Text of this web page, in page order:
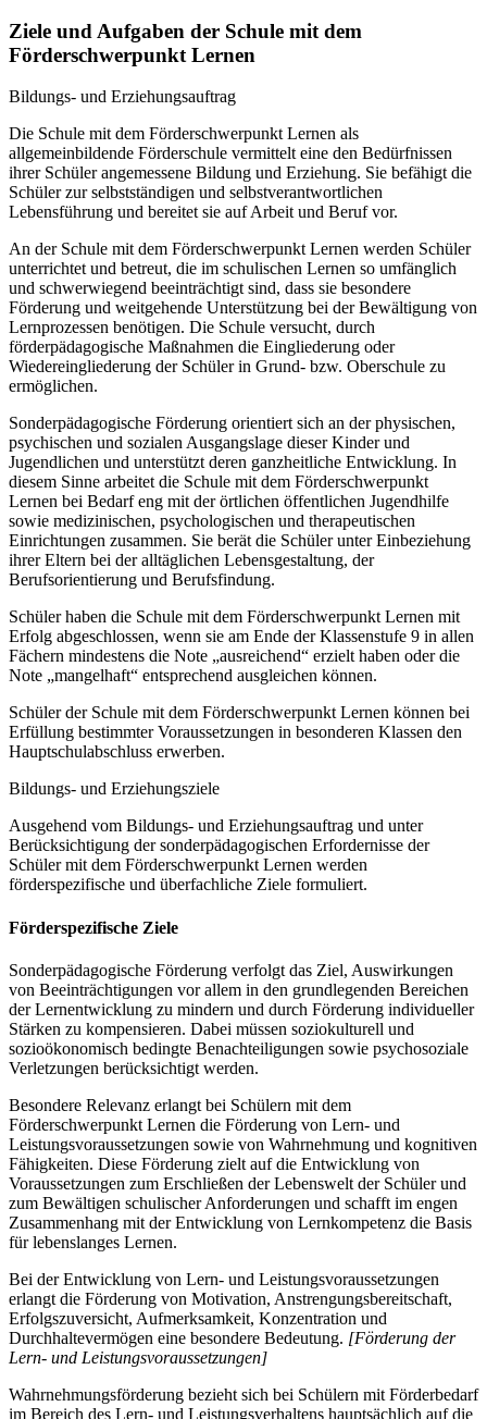
Ziele und Aufgaben der Schule mit dem
Förderschwerpunkt Lernen
Bildungs- und Erziehungsauftrag
Die Schule mit dem Förderschwerpunkt Lernen als
allgemeinbildende Förderschule vermittelt eine den Bedürfnissen
ihrer Schüler angemessene Bildung und Erziehung. Sie befähigt die
Schüler zur selbstständigen und selbstverantwortlichen
Lebensführung und bereitet sie auf Arbeit und Beruf vor.
An der Schule mit dem Förderschwerpunkt Lernen werden Schüler
unterrichtet und betreut, die im schulischen Lernen so umfänglich
und schwerwiegend beeinträchtigt sind, dass sie besondere
Förderung und weitgehende Unterstützung bei der Bewältigung von
Lernprozessen benötigen. Die Schule versucht, durch
förderpädagogische Maßnahmen die Eingliederung oder
Wiedereingliederung der Schüler in Grund- bzw. Oberschule zu
ermöglichen.
Sonderpädagogische Förderung orientiert sich an der physischen,
psychischen und sozialen Ausgangslage dieser Kinder und
Jugendlichen und unterstützt deren ganzheitliche Entwicklung. In
diesem Sinne arbeitet die Schule mit dem Förderschwerpunkt
Lernen bei Bedarf eng mit der örtlichen öffentlichen Jugendhilfe
sowie medizinischen, psychologischen und therapeutischen
Einrichtungen zusammen. Sie berät die Schüler unter Einbeziehung
ihrer Eltern bei der alltäglichen Lebensgestaltung, der
Berufsorientierung und Berufsfindung.
Schüler haben die Schule mit dem Förderschwerpunkt Lernen mit
Erfolg abgeschlossen, wenn sie am Ende der Klassenstufe 9 in allen
Fächern mindestens die Note „ausreichend“ erzielt haben oder die
Note „mangelhaft“ entsprechend ausgleichen können.
Schüler der Schule mit dem Förderschwerpunkt Lernen können bei
Erfüllung bestimmter Voraussetzungen in besonderen Klassen den
Hauptschulabschluss erwerben.
Bildungs- und Erziehungsziele
Ausgehend vom Bildungs- und Erziehungsauftrag und unter
Berücksichtigung der sonderpädagogischen Erfordernisse der
Schüler mit dem Förderschwerpunkt Lernen werden
förderspezifische und überfachliche Ziele formuliert.
Förderspezifische Ziele
Sonderpädagogische Förderung verfolgt das Ziel, Auswirkungen
von Beeinträchtigungen vor allem in den grundlegenden Bereichen
der Lernentwicklung zu mindern und durch Förderung individueller
Stärken zu kompensieren. Dabei müssen soziokulturell und
sozioökonomisch bedingte Benachteiligungen sowie psychosoziale
Verletzungen berücksichtigt werden.
Besondere Relevanz erlangt bei Schülern mit dem
Förderschwerpunkt Lernen die Förderung von Lern- und
Leistungsvoraussetzungen sowie von Wahrnehmung und kognitiven
Fähigkeiten. Diese Förderung zielt auf die Entwicklung von
Voraussetzungen zum Erschließen der Lebenswelt der Schüler und
zum Bewältigen schulischer Anforderungen und schafft im engen
Zusammenhang mit der Entwicklung von Lernkompetenz die Basis
für lebenslanges Lernen.
Bei der Entwicklung von Lern- und Leistungsvoraussetzungen
erlangt die Förderung von Motivation, Anstrengungsbereitschaft,
Erfolgszuversicht, Aufmerksamkeit, Konzentration und
Durchhaltevermögen eine besondere Bedeutung. [Förderung der
Lern- und Leistungsvoraussetzungen]
Wahrnehmungsförderung bezieht sich bei Schülern mit Förderbedarf
im Bereich des Lern- und Leistungsverhaltens hauptsächlich auf die